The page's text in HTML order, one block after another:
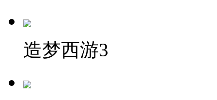
造梦西游3